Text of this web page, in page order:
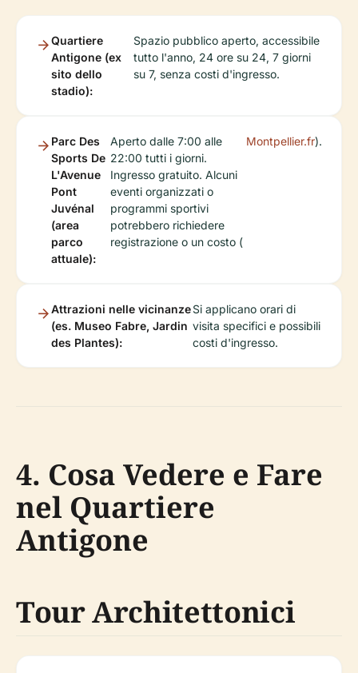
Quartiere
Antigone (ex
sito dello
stadio):
Spazio pubblico aperto, accessibile
tutto l'anno, 24 ore su 24, 7 giorni
su 7, senza costi d'ingresso.
Parc Des
Sports De
L'Avenue
Pont
Juvénal
(area
parco
attuale):
Aperto dalle 7:00 alle
22:00 tutti i giorni.
Ingresso gratuito. Alcuni
eventi organizzati o
programmi sportivi
potrebbero richiedere
registrazione o un costo (
Montpellier.fr).
Attrazioni nelle vicinanze
(es. Museo Fabre, Jardin
des Plantes):
Si applicano orari di
visita specifici e possibili
costi d'ingresso.
4. Cosa Vedere e Fare
nel Quartiere
Antigone
Tour Architettonici